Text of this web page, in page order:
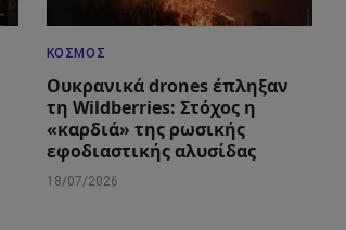
ΚΌΣΜΟΣ
Ουκρανικά drones έπληξαν
τη Wildberries: Στόχος η
«καρδιά» της ρωσικής
εφοδιαστικής αλυσίδας
18/07/2026